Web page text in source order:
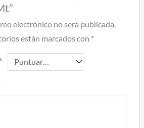
electrónico no será publicada.
están marcados con *